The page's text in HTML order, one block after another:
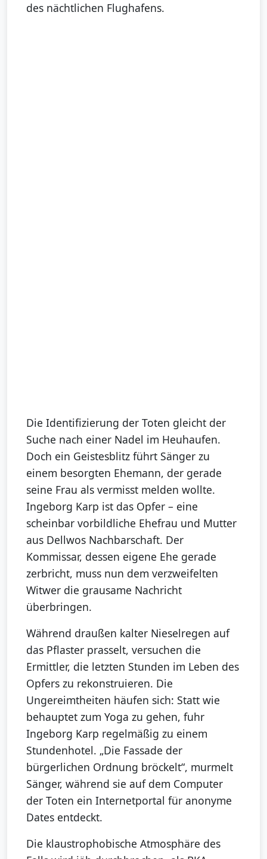
des nächtlichen Flughafens.
Die Identifizierung der Toten gleicht der
Suche nach einer Nadel im Heuhaufen.
Doch ein Geistesblitz führt Sänger zu
einem besorgten Ehemann, der gerade
seine Frau als vermisst melden wollte.
Ingeborg Karp ist das Opfer – eine
scheinbar vorbildliche Ehefrau und Mutter
aus Dellwos Nachbarschaft. Der
Kommissar, dessen eigene Ehe gerade
zerbricht, muss nun dem verzweifelten
Witwer die grausame Nachricht
überbringen.
Während draußen kalter Nieselregen auf
das Pflaster prasselt, versuchen die
Ermittler, die letzten Stunden im Leben des
Opfers zu rekonstruieren. Die
Ungereimtheiten häufen sich: Statt wie
behauptet zum Yoga zu gehen, fuhr
Ingeborg Karp regelmäßig zu einem
Stundenhotel. „Die Fassade der
bürgerlichen Ordnung bröckelt“, murmelt
Sänger, während sie auf dem Computer
der Toten ein Internetportal für anonyme
Dates entdeckt.
Die klaustrophobische Atmosphäre des